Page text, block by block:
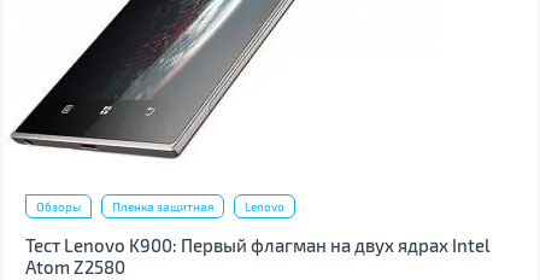
Обзоры Пленка защитная Lenovo
Тест Lenovo K900: Первый флагман на двух ядрах Intel
Atom Z2580